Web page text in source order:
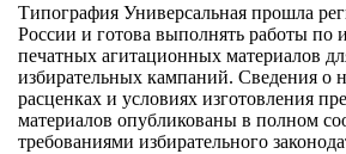
Типография Универсальная прошла
России и готова выполнять работы по
печатных агитационных материалов
избирательных кампаний. Сведения о
расценках и условиях изготовления
материалов опубликованы в полном
требованиями избирательного